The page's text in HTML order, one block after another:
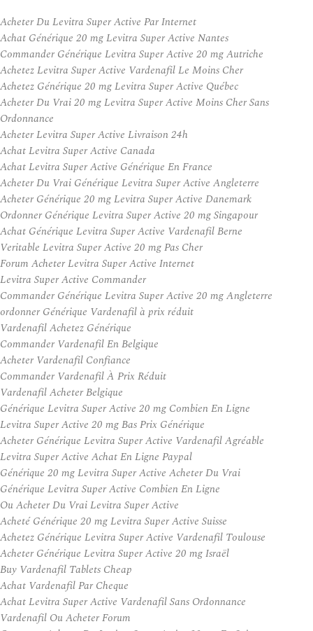
Acheter Du Levitra Super Active Par Internet
Achat Générique 20 mg Levitra Super Active Nantes
Commander Générique Levitra Super Active 20 mg Autriche
Achetez Levitra Super Active Vardenafil Le Moins Cher
Achetez Générique 20 mg Levitra Super Active Québec
Acheter Du Vrai 20 mg Levitra Super Active Moins Cher Sans
Ordonnance
Acheter Levitra Super Active Livraison 24h
Achat Levitra Super Active Canada
Achat Levitra Super Active Générique En France
Acheter Du Vrai Générique Levitra Super Active Angleterre
Acheter Générique 20 mg Levitra Super Active Danemark
Ordonner Générique Levitra Super Active 20 mg Singapour
Achat Générique Levitra Super Active Vardenafil Berne
Veritable Levitra Super Active 20 mg Pas Cher
Forum Acheter Levitra Super Active Internet
Levitra Super Active Commander
Commander Générique Levitra Super Active 20 mg Angleterre
ordonner Générique Vardenafil à prix réduit
Vardenafil Achetez Générique
Commander Vardenafil En Belgique
Acheter Vardenafil Confiance
Commander Vardenafil À Prix Réduit
Vardenafil Acheter Belgique
Générique Levitra Super Active 20 mg Combien En Ligne
Levitra Super Active 20 mg Bas Prix Générique
Acheter Générique Levitra Super Active Vardenafil Agréable
Levitra Super Active Achat En Ligne Paypal
Générique 20 mg Levitra Super Active Acheter Du Vrai
Générique Levitra Super Active Combien En Ligne
Ou Acheter Du Vrai Levitra Super Active
Acheté Générique 20 mg Levitra Super Active Suisse
Achetez Générique Levitra Super Active Vardenafil Toulouse
Acheter Générique Levitra Super Active 20 mg Israël
Buy Vardenafil Tablets Cheap
Achat Vardenafil Par Cheque
Achat Levitra Super Active Vardenafil Sans Ordonnance
Vardenafil Ou Acheter Forum